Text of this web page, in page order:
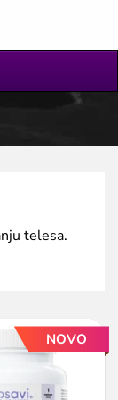
telesa.
NOVO